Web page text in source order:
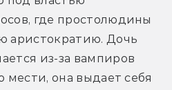
где простолюдины
аристократию. Дочь
из-за вампиров
мести, она выдает себя